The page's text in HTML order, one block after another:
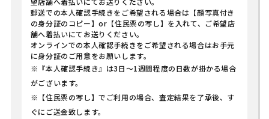
郵送での本人確認手続きをご希望される場合は【顔写真付き
の身分証のコピー】or【住民票の写し】を入れて、ご希望店
舗へ着払いにてお送りください。
オンラインでの本人確認手続きをご希望される場合はお手元
に身分証のご用意をお願いします。
※『本人確認手続き』は3日～1週間程度の日数が掛かる場合
がございます。
※【住民票の写し】でご利用の場合、査定結果を了承後、す
ぐにご送金致します。